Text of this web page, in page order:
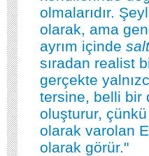
olmalarıdır.
olarak, ama
ayrım içinde
sıradan realist
gerçekte
tersine, belli bir
oluşturur,
olarak varolan
olarak görür."